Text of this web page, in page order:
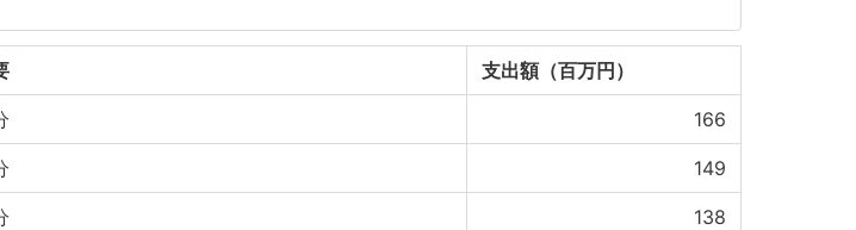
支出額（百万円）
166
149
138